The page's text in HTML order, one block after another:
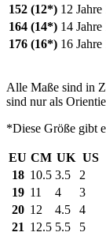
152 (12*) 12 Jahre
164 (14*) 14 Jahre
176 (16*) 16 Jahre
Alle Maße sind in
sind nur als
*Diese Größe gibt
EU CM UK US
18 10.5 3.5
2
19 11 4
3
20 12 4.5
4
21 12.5 5.5
5